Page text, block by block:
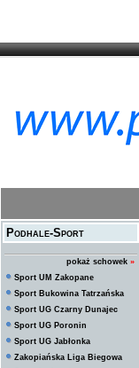
Podhale-Sport
pokaż schowek »
Sport UM Zakopane
Sport Bukowina Tatrzańska
Sport UG Czarny Dunajec
Sport UG Poronin
Sport UG Jabłonka
Zakopiańska Liga Biegowa